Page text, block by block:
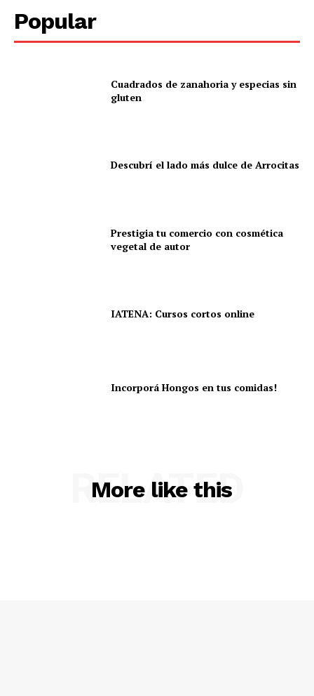
Popular
Cuadrados de zanahoria y especias sin
gluten
Descubrí el lado más dulce de Arrocitas
Prestigia tu comercio con cosmética
vegetal de autor
IATENA: Cursos cortos online
Incorporá Hongos en tus comidas!
More like this
RELATED